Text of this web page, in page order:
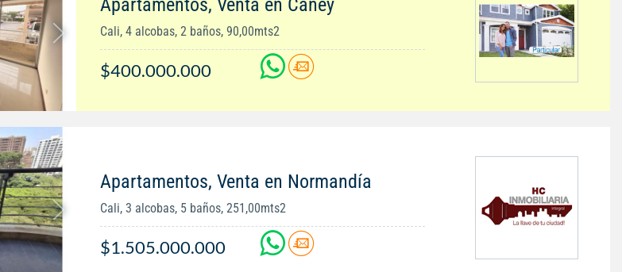
Apartamentos, Venta en Caney
Cali, 4 alcobas, 2 baños, 90,00mts2
$400.000.000
Apartamentos, Venta en Normandía
Cali, 3 alcobas, 5 baños, 251,00mts2
$1.505.000.000